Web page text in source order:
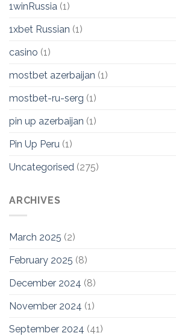
1winRussia (1)
1xbet Russian (1)
casino (1)
mostbet azerbaijan (1)
mostbet-ru-serg (1)
pin up azerbaijan (1)
Pin Up Peru (1)
Uncategorised (275)
ARCHIVES
March 2025 (2)
February 2025 (8)
December 2024 (8)
November 2024 (1)
September 2024 (41)